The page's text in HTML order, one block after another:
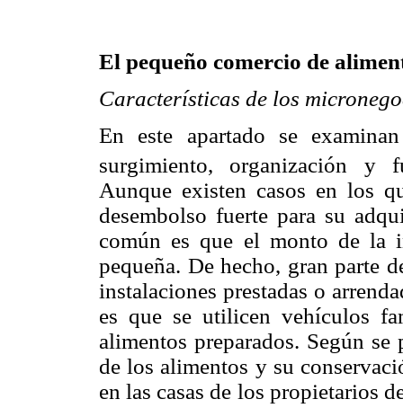
El pequeño comercio de
Características de los
En este apartado se
surgimiento, organización y
Aunque existen casos en los
desembolso fuerte para su
común es que el monto de la
pequeña. De hecho, gran parte
instalaciones prestadas o
es que se utilicen vehículos
alimentos preparados. Según
de los alimentos y su
en las casas de los propietarios